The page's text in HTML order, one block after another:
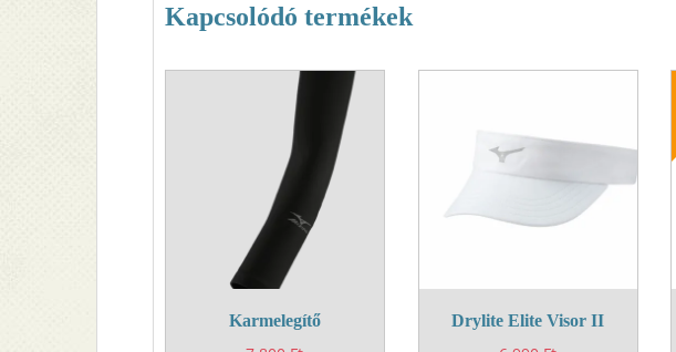
Kapcsolódó termékek
Karmelegítő Drylite Elite Visor II